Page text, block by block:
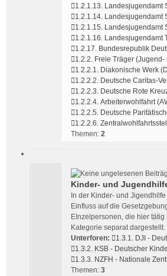
1.2.1.13. Landesjugendamt
1.2.1.14. Landesjugendamt
1.2.1.15. Landesjugendamt
1.2.1.16. Landesjugendamt
1.2.17. Bundesrepublik
1.2.2. Freie Träger
1.2.2.1. Diakonische Werk
1.2.2.2. Deutsche Caritas-
1.2.2.3. Deutsche Rote
1.2.2.4. Arbeiterwohlfahrt
1.2.2.5. Deutsche
1.2.2.6.
Themen: 2
Kinder- und
In der Kinder- und
Einfluss auf die
EInzelpersonen, die hier
Kategorie separat dargestellt.
Unterforen:
1.3.1. DJI -
1.3.2. KSB - Deutscher
1.3.3. NZFH - Nationale
Themen: 3